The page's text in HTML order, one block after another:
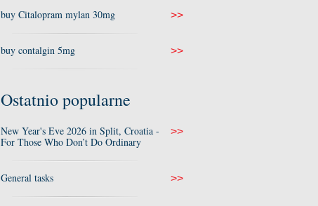
buy Citalopram mylan 30mg >>
buy contalgin 5mg >>
Ostatnio popularne
New Year's Eve 2026 in Split, Croatia -
For Those Who Don’t Do Ordinary
>>
General tasks >>